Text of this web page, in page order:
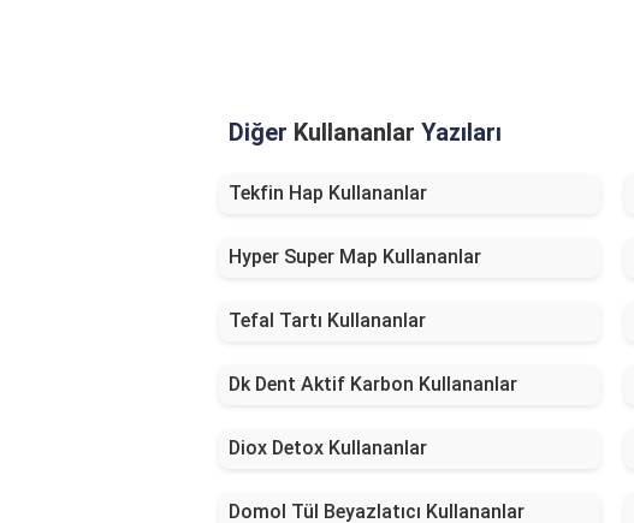
Diğer Kullananlar Yazıları
Tekfin Hap Kullananlar
Hyper Super Map Kullananlar
Tefal Tartı Kullananlar
Dk Dent Aktif Karbon Kullananlar
Diox Detox Kullananlar
Domol Tül Beyazlatıcı Kullananlar